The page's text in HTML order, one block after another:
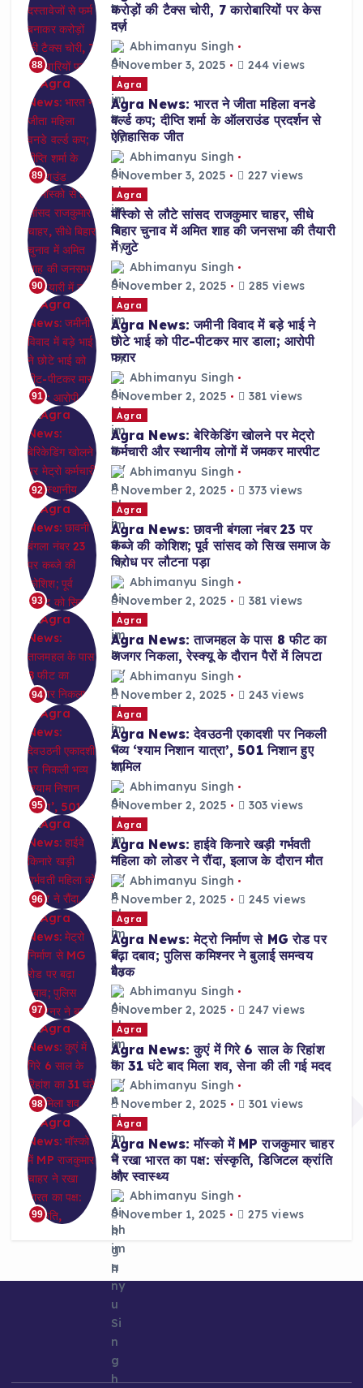
88
करोड़ों की टैक्स चोरी, 7 कारोबारियों पर केस
दर्ज
Abhimanyu Singh
November 3, 2025
244 views
89
Agra
Agra News: भारत ने जीता महिला वनडे
वर्ल्ड कप; दीप्ति शर्मा के ऑलराउंड प्रदर्शन से
ऐतिहासिक जीत
Abhimanyu Singh
November 3, 2025
227 views
90
Agra
मॉस्को से लौटे सांसद राजकुमार चाहर, सीधे
बिहार चुनाव में अमित शाह की जनसभा की तैयारी
में जुटे
Abhimanyu Singh
November 2, 2025
285 views
91
Agra
Agra News: जमीनी विवाद में बड़े भाई ने
छोटे भाई को पीट-पीटकर मार डाला; आरोपी
फरार
Abhimanyu Singh
November 2, 2025
381 views
92
Agra
Agra News: बेरिकेडिंग खोलने पर मेट्रो
कर्मचारी और स्थानीय लोगों में जमकर मारपीट
Abhimanyu Singh
November 2, 2025
373 views
93
Agra
Agra News: छावनी बंगला नंबर 23 पर
कब्जे की कोशिश; पूर्व सांसद को सिख समाज के
विरोध पर लौटना पड़ा
Abhimanyu Singh
November 2, 2025
381 views
94
Agra
Agra News: ताजमहल के पास 8 फीट का
अजगर निकला, रेस्क्यू के दौरान पैरों में लिपटा
Abhimanyu Singh
November 2, 2025
243 views
95
Agra
Agra News: देवउठनी एकादशी पर निकली
भव्य ‘श्याम निशान यात्रा’, 501 निशान हुए
शामिल
Abhimanyu Singh
November 2, 2025
303 views
96
Agra
Agra News: हाईवे किनारे खड़ी गर्भवती
महिला को लोडर ने रौंदा, इलाज के दौरान मौत
Abhimanyu Singh
November 2, 2025
245 views
97
Agra
Agra News: मेट्रो निर्माण से MG रोड पर
बढ़ा दबाव; पुलिस कमिश्नर ने बुलाई समन्वय
बैठक
Abhimanyu Singh
November 2, 2025
247 views
98
Agra
Agra News: कुएं में गिरे 6 साल के रिहांश
का 31 घंटे बाद मिला शव, सेना की ली गई मदद
Abhimanyu Singh
November 2, 2025
301 views
99
Agra
Agra News: मॉस्को में MP राजकुमार चाहर
ने रखा भारत का पक्ष: संस्कृति, डिजिटल क्रांति
और स्वास्थ्य
Abhimanyu Singh
November 1, 2025
275 views